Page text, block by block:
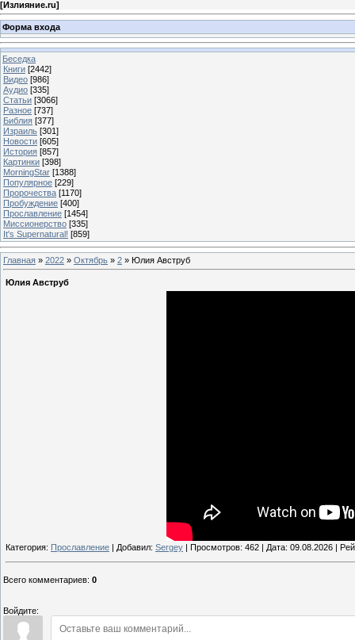
[Излияние.ru]
Форма входа
Беседка
Книги [2442]
Видео [986]
Аудио [335]
Статьи [3066]
Разное [737]
Библия [377]
Израиль [301]
Новости [605]
История [857]
Картинки [398]
MorningStar [1388]
Популярное [229]
Пророчества [1170]
Пробуждение [400]
Прославление [1454]
Миссионерство [335]
It's Supernatural! [859]
Главная » 2022 » Октябрь » 2 » Юлия Авструб
Юлия Авструб
Категория: Прославление | Добавил: Sergey | Просмотров: 462 | Дата: 09.08.2026 |
Всего комментариев: 0
Войдите: